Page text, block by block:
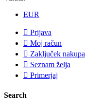
EUR
 Prijava
 Moj račun
 Zaključek nakupa
 Seznam želja
 Primerjaj
Search